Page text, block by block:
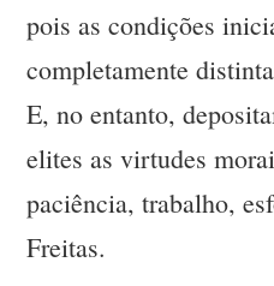
pois as condições
completamente
E, no entanto,
elites as virtudes
paciência, trabalho,
Freitas.